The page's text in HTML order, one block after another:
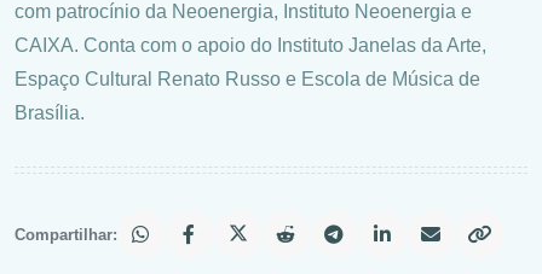
com patrocínio da Neoenergia, Instituto Neoenergia e
CAIXA. Conta com o apoio do Instituto Janelas da Arte,
Espaço Cultural Renato Russo e Escola de Música de
Brasília.
Compartilhar: